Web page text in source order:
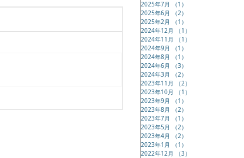
2025年7月
（1）
2025年6月
（2）
2025年2月
（1）
2024年12月
（1）
2024年11月
（1）
2024年9月
（1）
2024年8月
（1）
2024年6月
（3）
2024年3月
（2）
2023年11月
（2）
2023年10月
（1）
2023年9月
（1）
2023年8月
（2）
2023年7月
（1）
2023年5月
（2）
2023年4月
（2）
2023年1月
（1）
2022年12月
（3）